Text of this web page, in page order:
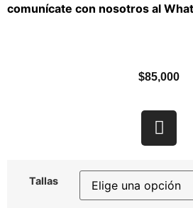
comunícate con nosotros al
$85,000
Tallas